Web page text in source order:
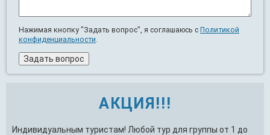
Нажимая кнопку "Задать вопрос", я соглашаюсь с Политикой
конфиденциальности.
АКЦИЯ!!!
Индивидуальным туристам! Любой тур для группы от 1 до